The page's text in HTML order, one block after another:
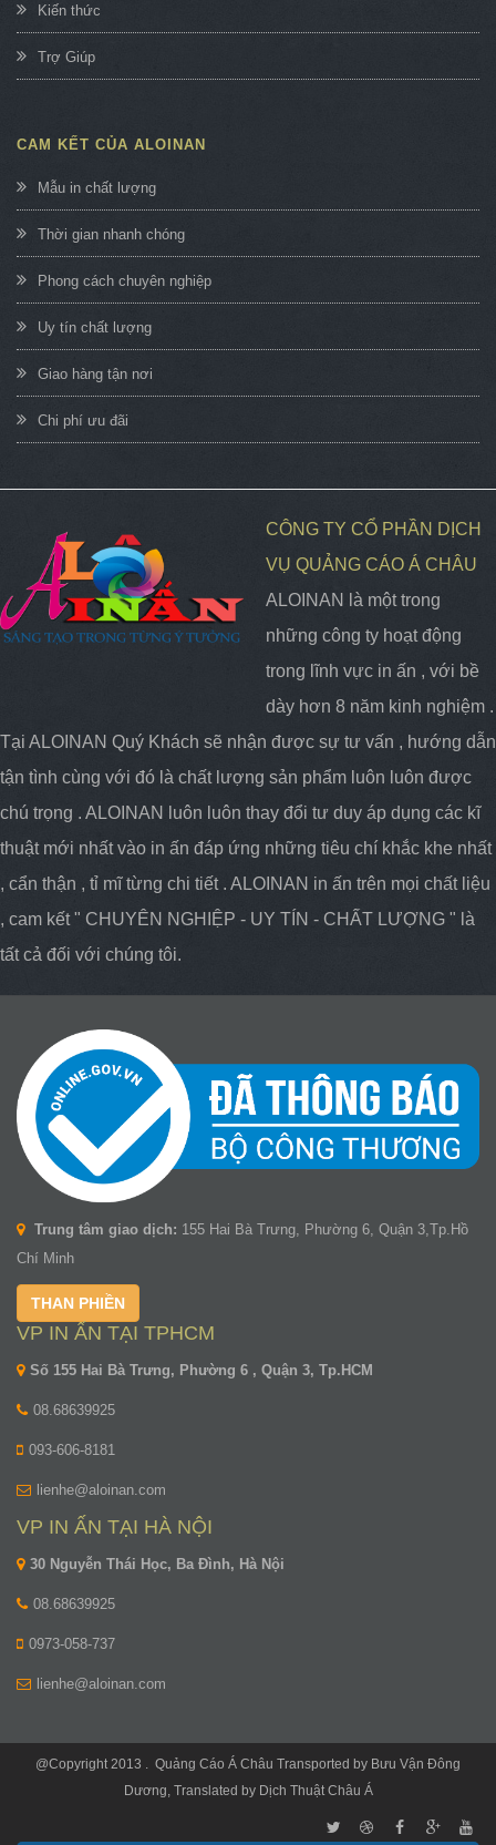
Kiến thức
Trợ Giúp
CAM KẾT CỦA ALOINAN
Mẫu in chất lượng
Thời gian nhanh chóng
Phong cách chuyên nghiệp
Uy tín chất lượng
Giao hàng tận nơi
Chi phí ưu đãi
CÔNG TY CỔ PHẦN DỊCH
VỤ QUẢNG CÁO Á CHÂU
ALOINAN là một trong
những công ty hoạt động
trong lĩnh vực in ấn , với bề
dày hơn 8 năm kinh nghiệm .
Tại ALOINAN Quý Khách sẽ nhận được sự tư vấn , hướng dẫn
tận tình cùng với đó là chất lượng sản phẩm luôn luôn được
chú trọng . ALOINAN luôn luôn thay đổi tư duy áp dụng các kĩ
thuật mới nhất vào in ấn đáp ứng những tiêu chí khắc khe nhất
, cẩn thận , tỉ mĩ từng chi tiết . ALOINAN in ấn trên mọi chất liệu
, cam kết " CHUYÊN NGHIỆP - UY TÍN - CHẤT LƯỢNG " là
tất cả đối với chúng tôi.
Trung tâm giao dịch: 155 Hai Bà Trưng, Phường 6, Quận 3,Tp.Hồ
Chí Minh
THAN PHIỀN
VP IN ẤN TẠI TPHCM
Số 155 Hai Bà Trưng, Phường 6 , Quận 3, Tp.HCM
08.68639925
093-606-8181
lienhe@aloinan.com
VP IN ẤN TẠI HÀ NỘI
30 Nguyễn Thái Học, Ba Đình, Hà Nội
08.68639925
0973-058-737
lienhe@aloinan.com
@Copyright 2013 . Quảng Cáo Á Châu Transported by Bưu Vận Đông
Dương, Translated by Dịch Thuật Châu Á